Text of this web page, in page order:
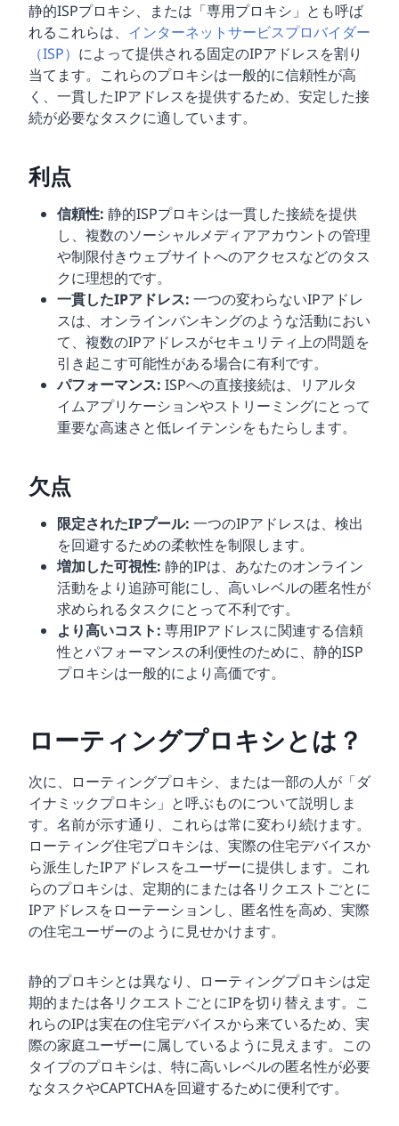
静的ISPプロキシ、または「専用プロキシ」とも呼ば
れるこれらは、 インターネットサービスプロバイダー
（ISP） によって提供される固定のIPアドレスを割り
当てます。これらのプロキシは一般的に信頼性が高
く、一貫したIPアドレスを提供するため、安定した接
続が必要なタスクに適しています。
利点
信頼性: 静的ISPプロキシは一貫した接続を提供
し、複数のソーシャルメディアアカウントの管理
や制限付きウェブサイトへのアクセスなどのタス
クに理想的です。
一貫したIPアドレス: 一つの変わらないIPアドレ
スは、オンラインバンキングのような活動におい
て、複数のIPアドレスがセキュリティ上の問題を
引き起こす可能性がある場合に有利です。
パフォーマンス: ISPへの直接接続は、リアルタ
イムアプリケーションやストリーミングにとって
重要な高速さと低レイテンシをもたらします。
欠点
限定されたIPプール: 一つのIPアドレスは、検出
を回避するための柔軟性を制限します。
増加した可視性: 静的IPは、あなたのオンライン
活動をより追跡可能にし、高いレベルの匿名性が
求められるタスクにとって不利です。
より高いコスト: 専用IPアドレスに関連する信頼
性とパフォーマンスの利便性のために、静的ISP
プロキシは一般的により高価です。
ローティングプロキシとは？
次に、ローティングプロキシ、または一部の人が「ダ
イナミックプロキシ」と呼ぶものについて説明しま
す。名前が示す通り、これらは常に変わり続けます。
ローティング住宅プロキシは、実際の住宅デバイスか
ら派生したIPアドレスをユーザーに提供します。これ
らのプロキシは、定期的にまたは各リクエストごとに
IPアドレスをローテーションし、匿名性を高め、実際
の住宅ユーザーのように見せかけます。
静的プロキシとは異なり、ローティングプロキシは定
期的または各リクエストごとにIPを切り替えます。こ
れらのIPは実在の住宅デバイスから来ているため、実
際の家庭ユーザーに属しているように見えます。この
タイプのプロキシは、特に高いレベルの匿名性が必要
なタスクやCAPTCHAを回避するために便利です。